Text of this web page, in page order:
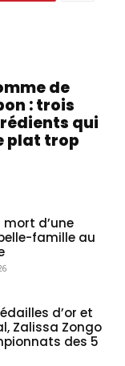
de
: trois
qui
plat trop
mort d’une
famille au
d’or et
Zalissa Zongo
des 5